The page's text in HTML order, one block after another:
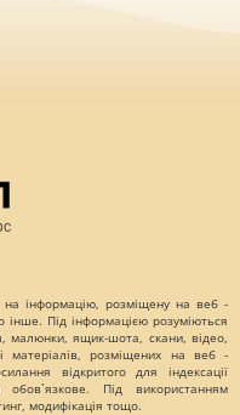
інформацію, розміщену на веб -
інше. Під інформацією розуміються
малюнки, ящик-шота, скани, відео,
матеріалів, розміщених на веб -
відкритого для індексації
Під використанням
модифікація тощо.